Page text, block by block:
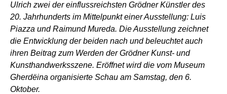
Ulrich zwei der einflussreichsten Grödner Künstler des
20. Jahrhunderts im Mittelpunkt einer Ausstellung: Luis
Piazza und Raimund Mureda. Die Ausstellung zeichnet
die Entwicklung der beiden nach und beleuchtet auch
ihren Beitrag zum Werden der Grödner Kunst- und
Kunsthandwerksszene. Eröffnet wird die vom Museum
Gherdëina organisierte Schau am Samstag, den 6.
Oktober.